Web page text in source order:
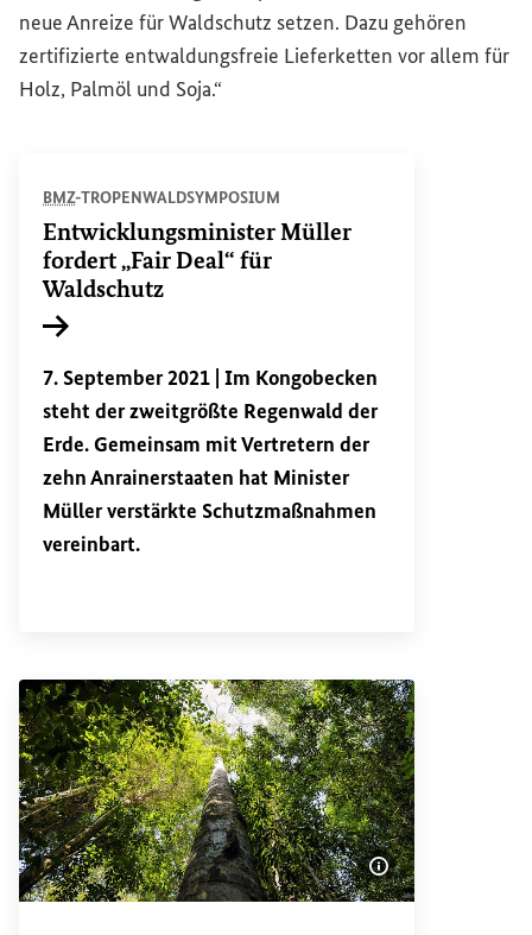
neue Anreize für Waldschutz setzen. Dazu gehören
zertifizierte entwaldungsfreie Lieferketten vor allem für
Holz, Palmöl und Soja.“
BMZ-TROPENWALDSYMPOSIUM
Entwicklungsminister Müller
fordert „FairDeal“ für
Waldschutz
7. September 2021 | Im Kongobecken
steht der zweitgrößte Regenwald der
Erde. Gemeinsam mit Vertretern der
zehn Anrainerstaaten hat Minister
Müller verstärkte Schutzmaßnahmen
vereinbart.